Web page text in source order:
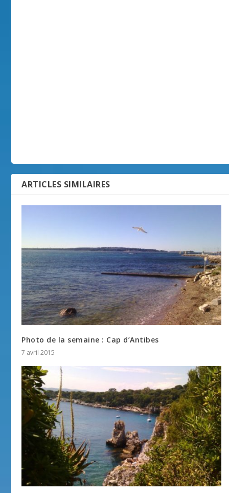
ARTICLES SIMILAIRES
Photo de la semaine : Cap d’Antibes
7 avril 2015